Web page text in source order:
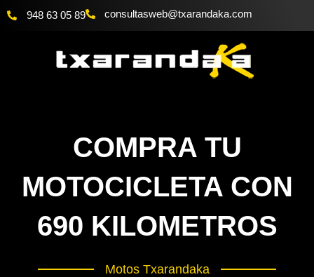
948 63 05 89 moc.akadnaraxt
@bewsatlusnoc
COMPRA TU
MOTOCICLETA CON
690 KILOMETROS
Motos Txarandaka